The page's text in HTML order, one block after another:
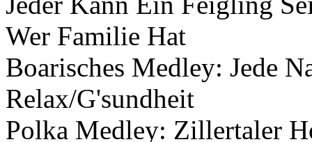
Wer Familie Hat
Boarisches Medley: Jede
Relax/G'sundheit
Polka Medley: Zillertaler